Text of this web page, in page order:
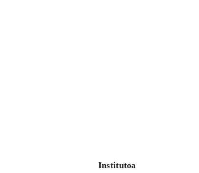
Institutoa